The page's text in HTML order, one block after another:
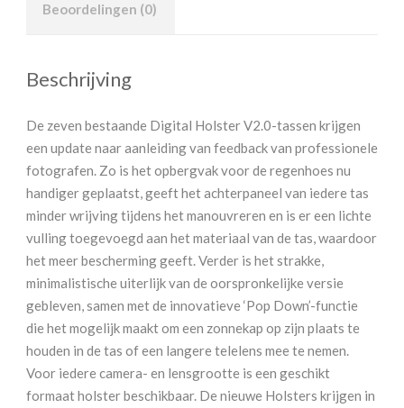
Beoordelingen (0)
Beschrijving
De zeven bestaande Digital Holster V2.0-tassen krijgen
een update naar aanleiding van feedback van professionele
fotografen. Zo is het opbergvak voor de regenhoes nu
handiger geplaatst, geeft het achterpaneel van iedere tas
minder wrijving tijdens het manouvreren en is er een lichte
vulling toegevoegd aan het materiaal van de tas, waardoor
het meer bescherming geeft. Verder is het strakke,
minimalistische uiterlijk van de oorspronkelijke versie
gebleven, samen met de innovatieve ‘Pop Down’-functie
die het mogelijk maakt om een zonnekap op zijn plaats te
houden in de tas of een langere telelens mee te nemen.
Voor iedere camera- en lensgrootte is een geschikt
formaat holster beschikbaar. De nieuwe Holsters krijgen in